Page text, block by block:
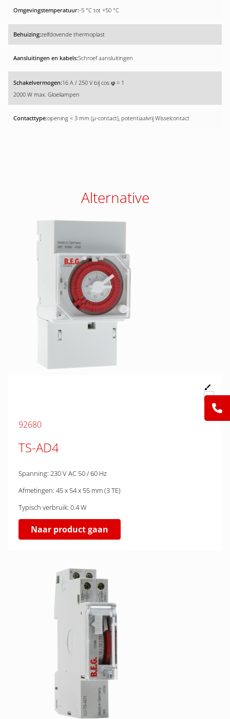
-5 °C tot +50 °C
zelfdovende thermoplast
Schroef aansluitingen
16 A / 250 V bij cos φ = 1
2000 W max. Gloeilampen
opening < 3 mm (µ-contact), potentiaalvrij Wisselcontact
Alternative
92680
TS-AD4
Spanning: 230 V AC 50 / 60 Hz
Afmetingen: 45 x 54 x 55 mm (3 TE)
Typisch verbruik: 0.4 W
Naar product gaan